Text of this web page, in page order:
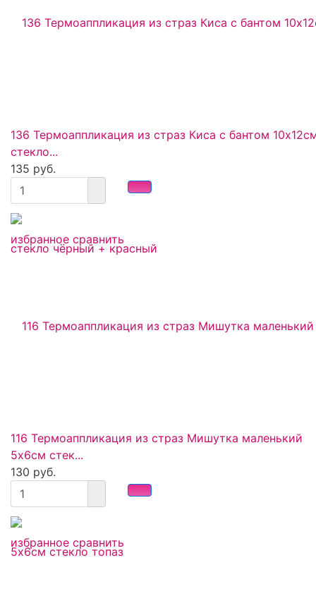
избранное сравнить
136 Термоаппликация из страз Киса с бантом
стекло...
135 руб.
избранное сравнить
116 Термоаппликация из страз Мишутка маленький
5х6см стек...
130 руб.